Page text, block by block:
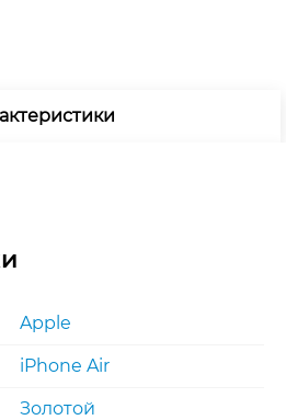
Apple
iPhone Air
Золотой